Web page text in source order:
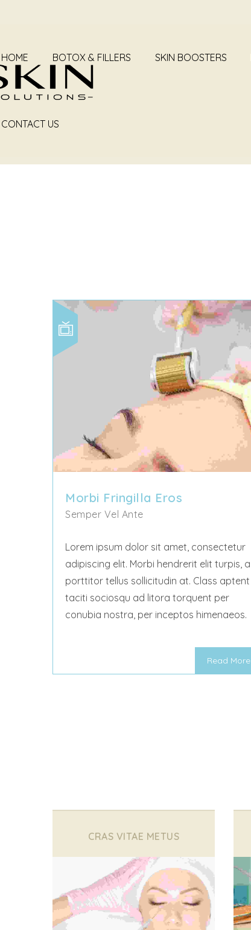
HOME BOTOX & FILLERS SKIN BOOSTERS
CONTACT US
Morbi Fringilla Eros
Semper Vel Ante
Lorem ipsum dolor sit amet, consectetur
adipiscing elit. Morbi hendrerit elit turpis, a
porttitor tellus sollicitudin at. Class aptent
taciti sociosqu ad litora torquent per
conubia nostra, per inceptos himenaeos.
Read More
CRAS VITAE METUS